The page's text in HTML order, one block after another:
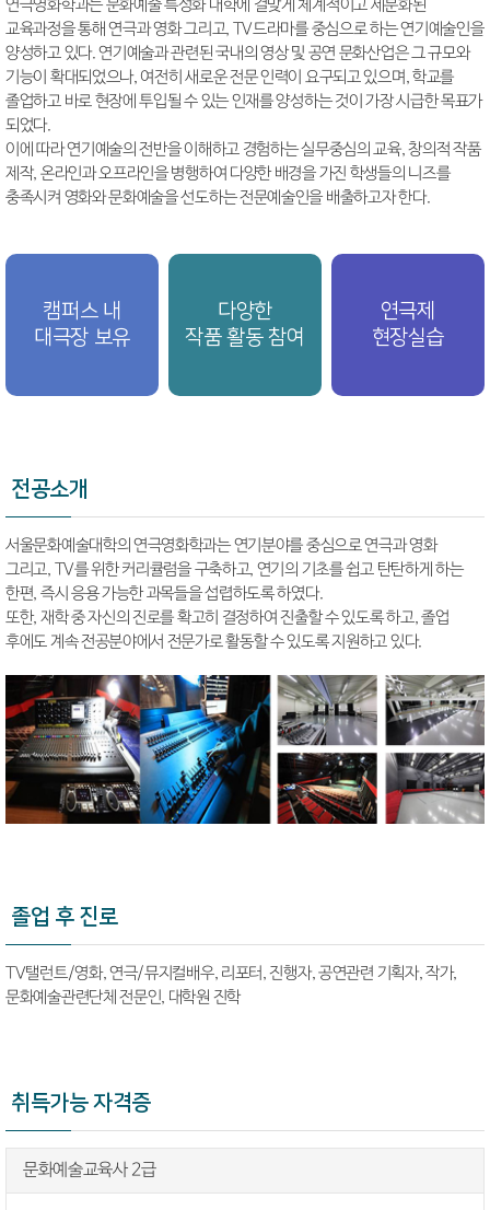
연극영화학과는 문화예술 특성화 대학에 걸맞게 체계적이고 세분화된
교육과정을 통해 연극과 영화 그리고, TV드라마를 중심으로 하는 연기예술인을
양성하고 있다. 연기예술과 관련된 국내의 영상 및 공연 문화산업은 그 규모와
기능이 확대되었으나, 여전히 새로운 전문 인력이 요구되고 있으며, 학교를
졸업하고 바로 현장에 투입될 수 있는 인재를 양성하는 것이 가장 시급한 목표가
되었다.
이에 따라 연기예술의 전반을 이해하고 경험하는 실무중심의 교육, 창의적 작품
제작, 온라인과 오프라인을 병행하여 다양한 배경을 가진 학생들의 니즈를
충족시켜 영화와 문화예술을 선도하는 전문예술인을 배출하고자 한다.
캠퍼스 내
대극장 보유
다양한
작품 활동 참여
연극제
현장실습
전공소개
서울문화예술대학의 연극영화학과는 연기분야를 중심으로 연극과 영화
그리고, TV를 위한 커리큘럼을 구축하고, 연기의 기초를 쉽고 탄탄하게 하는
한편, 즉시 응용 가능한 과목들을 섭렵하도록 하였다.
또한, 재학 중 자신의 진로를 확고히 결정하여 진출할 수 있도록 하고, 졸업
후에도 계속 전공분야에서 전문가로 활동할 수 있도록 지원하고 있다.
졸업 후 진로
TV탤런트/영화, 연극/뮤지컬배우, 리포터, 진행자, 공연관련 기획자, 작가,
문화예술관련단체 전문인, 대학원 진학
취득가능 자격증
문화예술교육사 2급